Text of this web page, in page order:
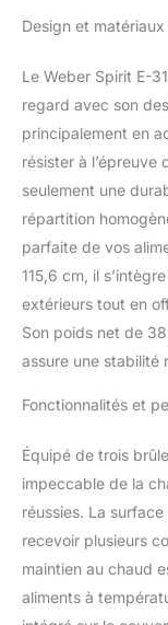
Design et matériaux
Le Weber Spirit E-
regard avec son
principalement en
résister à l’épreuve
seulement une
répartition
parfaite de vos
115,6 cm, il
extérieurs tout en
Son poids net de
assure une stabilité
Fonctionnalités et
Équipé de trois
impeccable de la
réussies. La
recevoir plusieurs
maintien au chaud
aliments à